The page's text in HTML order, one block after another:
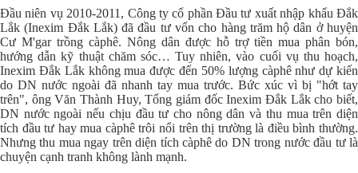
Đầu niên vụ 2010-2011, Công ty cổ phần Đầu tư xuất nhập khẩu Đắk
Lắk (Inexim Đắk Lắk) đã đầu tư vốn cho hàng trăm hộ dân ở huyện
Cư M'gar trồng càphê. Nông dân được hỗ trợ tiền mua phân bón,
hướng dẫn kỹ thuật chăm sóc… Tuy nhiên, vào cuối vụ thu hoạch,
Inexim Đắk Lắk không mua được đến 50% lượng càphê như dự kiến
do DN nước ngoài đã nhanh tay mua trước. Bức xúc vì bị "hớt tay
trên", ông Văn Thành Huy, Tổng giám đốc Inexim Đắk Lắk cho biết,
DN nước ngoài nếu chịu đầu tư cho nông dân và thu mua trên diện
tích đầu tư hay mua càphê trôi nổi trên thị trường là điều bình thường.
Nhưng thu mua ngay trên diện tích càphê do DN trong nước đầu tư là
chuyện cạnh tranh không lành mạnh.